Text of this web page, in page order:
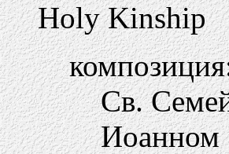
Holy Kinship
Св.
Иоанном